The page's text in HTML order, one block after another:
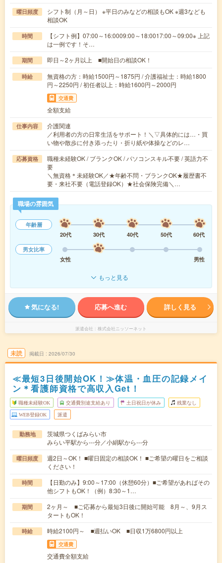
曜日頻度
シフト制（月～日） ※平日のみなどの相談もOK ※週3なども
相談OK
時間
【シフト例】07:00～16:0009:00～18:0017:00～09:00※ 上記
は一例です！そ…
期間 即日～2ヶ月以上 ■開始日の相談OK！
時給
無資格の方：時給1500円～1875円 / 介護福祉士：時給1800
円～2250円 / 初任者以上：時給1600円～2000円
交通費
全額支給
仕事内容
介護関連
／利用者の方の日常生活をサポート！＼▽具体的には…・買
い物や散歩に付き添ったり・折り紙や体操などのレ…
応募資格
職種未経験OK / ブランクOK / パソコンスキル不要 / 英語力不
要
＼無資格＊未経験OK／★年齢不問・ブランクOK★履歴書不
要・来社不要（電話登録OK）★社会保険完備＼…
職場の雰囲気
年齢層
20代
30代 40代 50代
60代
男女比率
女性
男性
もっと見る
気になる! 応募へ進む 詳しく見る
派遣会社 株式会社ニッソーネット
未読 掲載日 2026/07/30
≪最短3日後開始OK！≫体温・血圧の記録メイ
ン＊看護師資格で高収入Get！
職種未経験OK 交通費別途支給あり 土日祝日が休み 残業なし
WEB登録OK 派遣
勤務地
茨城県つくばみらい市
みらい平駅から---分／小絹駅から---分
曜日頻度
週2日～OK！ ■曜日固定の相談OK！ ■ご希望の曜日をご相談
ください！
時間
【日勤のみ】9:00～17:00（休憩60分）■ご希望があればその
他シフトもOK！（例）8:30～1…
期間
2ヶ月～ ■ご応募から最短3日後に開始可能 8月～、9月ス
タートもOK！
時給 時給2100円～ ■週払いOK ■日収1万6800円以上
交通費
交通費全額支給